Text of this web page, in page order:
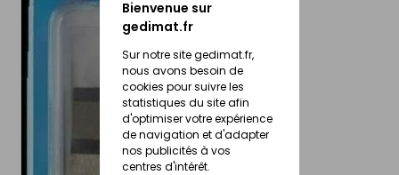
Bienvenue sur
gedimat.fr
Sur notre site gedimat.fr,
nous avons besoin de
cookies pour suivre les
statistiques du site afin
d'optimiser votre expérience
de navigation et d'adapter
nos publicités à vos
centres d'intérêt.